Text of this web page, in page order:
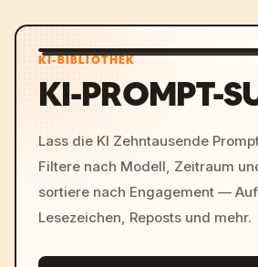
KI-BIBLIOTHEK
KI-PROMPT-
Lass die KI Zehntausende
Filtere nach Modell, Zeitraum
sortiere nach Engagement —
Lesezeichen, Reposts und mehr.